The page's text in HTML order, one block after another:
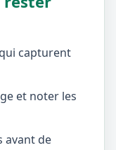
capturent
et noter les
avant de